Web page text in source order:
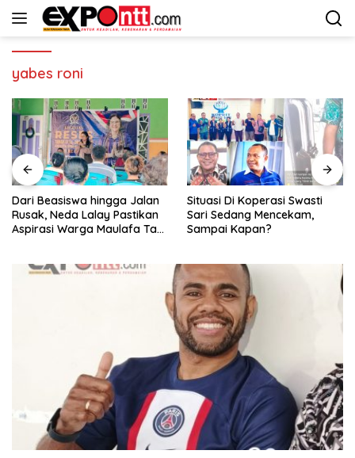
Langsung
yabes roni
Dari Beasiswa hingga Jalan
Rusak, Neda Lalay Pastikan
Aspirasi Warga Maulafa Tak
Situasi Di Koperasi Swasti
Sari Sedang Mencekam,
Sampai Kapan?